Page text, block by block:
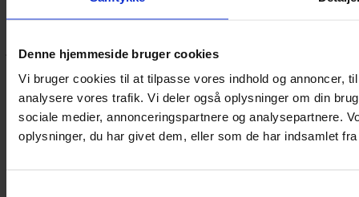
Denne hjemmeside bruger cookies
Vi bruger cookies til at tilpasse vores indhold og annoncer,
analysere vores trafik. Vi deler også oplysninger om din
sociale medier, annonceringspartnere og analysepartnere.
oplysninger, du har givet dem, eller som de har indsamlet
Hvis du bøvler med noget eller ønsker ny inspiration, så skriv til
jeg dig på vej.
Vestergade 12 6270, Tønder
60 51 96 50
post@yarneverywear.dk
CVR 43041649
Facebook-f
Instagram